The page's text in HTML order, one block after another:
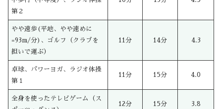
第２
やや速歩(平地、やや速めに
=93m/分)、ゴルフ（クラブを
担いで運ぶ）
11分 14分 4.3
卓球、パワーヨガ、ラジオ体操
第１
11分 15分 4.0
全身を使ったテレビゲーム（ス
12分 15分 3.8